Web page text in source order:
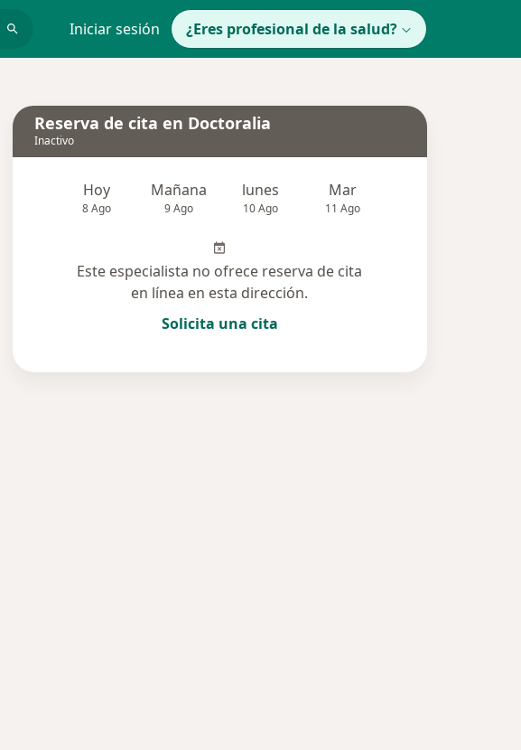
Iniciar sesión ¿Eres profesional de la salud?
Reserva de cita en Doctoralia
Inactivo
Hoy
8 Ago
Mañana
9 Ago
lunes
10 Ago
Mar
11 Ago
Este especialista no ofrece reserva de cita
en línea en esta dirección.
Solicita una cita